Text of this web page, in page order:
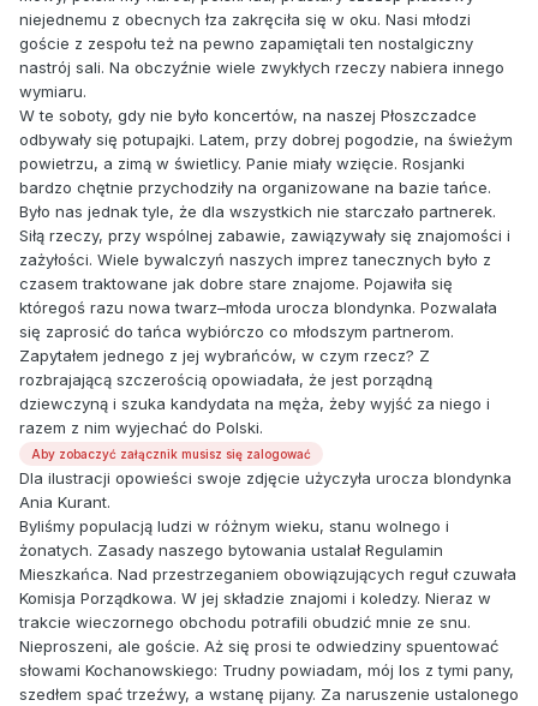
niejednemu z obecnych łza zakręciła się w oku. Nasi młodzi
goście z zespołu też na pewno zapamiętali ten nostalgiczny
nastrój sali. Na obczyźnie wiele zwykłych rzeczy nabiera innego
wymiaru.
W te soboty, gdy nie było koncertów, na naszej Płoszczadce
odbywały się potupajki. Latem, przy dobrej pogodzie, na świeżym
powietrzu, a zimą w świetlicy. Panie miały wzięcie. Rosjanki
bardzo chętnie przychodziły na organizowane na bazie tańce.
Było nas jednak tyle, że dla wszystkich nie starczało partnerek.
Siłą rzeczy, przy wspólnej zabawie, zawiązywały się znajomości i
zażyłości. Wiele bywalczyń naszych imprez tanecznych było z
czasem traktowane jak dobre stare znajome. Pojawiła się
któregoś razu nowa twarz–młoda urocza blondynka. Pozwalała
się zaprosić do tańca wybiórczo co młodszym partnerom.
Zapytałem jednego z jej wybrańców, w czym rzecz? Z
rozbrajającą szczerością opowiadała, że jest porządną
dziewczyną i szuka kandydata na męża, żeby wyjść za niego i
razem z nim wyjechać do Polski.
Aby zobaczyć załącznik musisz się zalogować
Dla ilustracji opowieści swoje zdjęcie użyczyła urocza blondynka
Ania Kurant.
Byliśmy populacją ludzi w różnym wieku, stanu wolnego i
żonatych. Zasady naszego bytowania ustalał Regulamin
Mieszkańca. Nad przestrzeganiem obowiązujących reguł czuwała
Komisja Porządkowa. W jej składzie znajomi i koledzy. Nieraz w
trakcie wieczornego obchodu potrafili obudzić mnie ze snu.
Nieproszeni, ale goście. Aż się prosi te odwiedziny spuentować
słowami Kochanowskiego: Trudny powiadam, mój los z tymi pany,
szedłem spać trzeźwy, a wstanę pijany. Za naruszenie ustalonego